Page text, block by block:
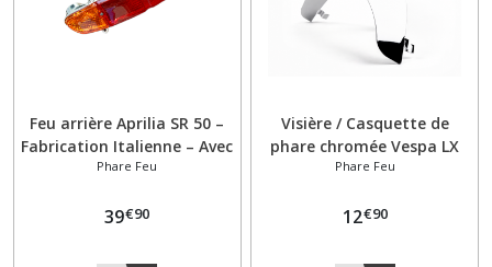
Feu arrière Aprilia SR 50 –
Fabrication Italienne – Avec
clignotants intégrés
Phare Feu
39€90
Visière / Casquette de
phare chromée Vespa LX
LXV S 50 125 150
Phare Feu
12€90